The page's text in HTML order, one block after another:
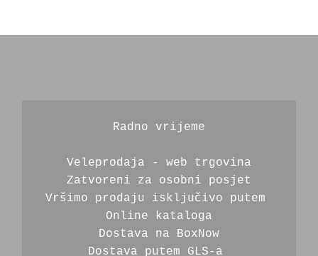
Radno vrijeme
Veleprodaja - web trgovina
Zatvoreni za osobni posjet
Vršimo prodaju isključivo putem
Online kataloga
Dostava na BoxNow
Dostava putem GLS-a